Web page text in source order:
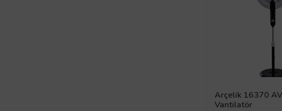
Arçelik 16370
Vantilatör